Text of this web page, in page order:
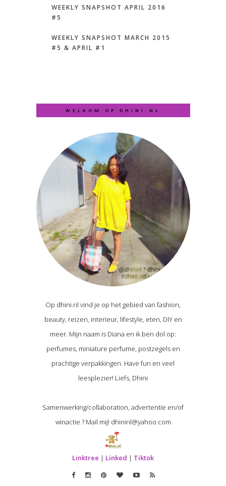
WEEKLY SNAPSHOT APRIL 2016
#5
WEEKLY SNAPSHOT MARCH 2015
#5 & APRIL #1
WELKOM OP DHINI.NL
Op dhini.nl vind je op het gebied van fashion,
beauty, reizen, interieur, lifestyle, eten, DIY en
meer. Mijn naam is Diana en ik ben dol op:
perfumes, miniature perfume, postzegels en
prachtige verpakkingen. Have fun en veel
leesplezier! Liefs, Dhini
Samenwerking/collaboration, advertentie en/of
winactie ? Mail mij! dhininl@yahoo.com
Linktree | Linked | Tiktok